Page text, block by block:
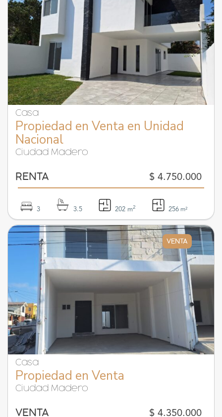
Casa
Propiedad en Venta en Unidad
Nacional
Ciudad Madero
RENTA $ 4.750.000
3 3.5 202 m2 256 m²
VENTA
Casa
Propiedad en Venta
Ciudad Madero
VENTA $ 4.350.000